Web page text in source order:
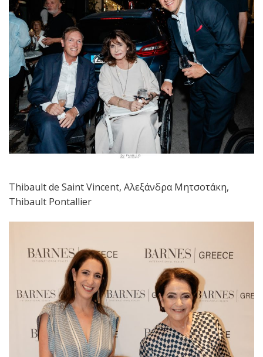
Thibault de Saint Vincent, Αλεξάνδρα Μητσοτάκη,
Thibault Pontallier